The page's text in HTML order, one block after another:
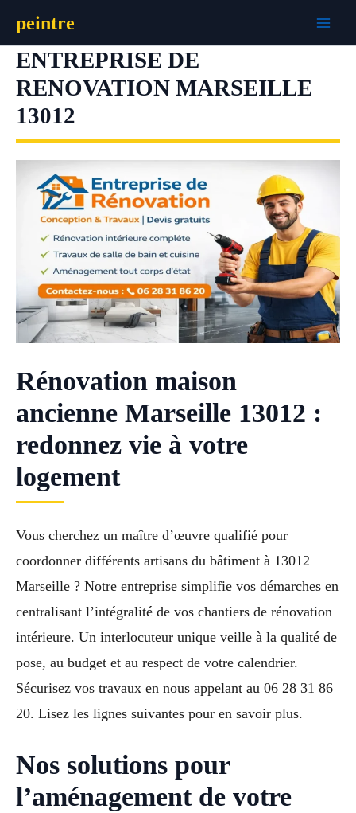
contenu
peintre
ENTREPRISE DE
RENOVATION MARSEILLE
13012
Rénovation maison
ancienne Marseille 13012 :
redonnez vie à votre
logement
Vous cherchez un maître d’œuvre qualifié pour
coordonner différents artisans du bâtiment à 13012
Marseille ? Notre entreprise simplifie vos démarches en
centralisant l’intégralité de vos chantiers de rénovation
intérieure. Un interlocuteur unique veille à la qualité de
pose, au budget et au respect de votre calendrier.
Sécurisez vos travaux en nous appelant au 06 28 31 86
20. Lisez les lignes suivantes pour en savoir plus.
Nos solutions pour
l’aménagement de votre